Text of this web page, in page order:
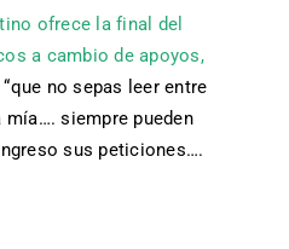
ofrece la final del
a cambio de apoyos,
que no sepas leer entre
mía…. siempre pueden
sus peticiones….